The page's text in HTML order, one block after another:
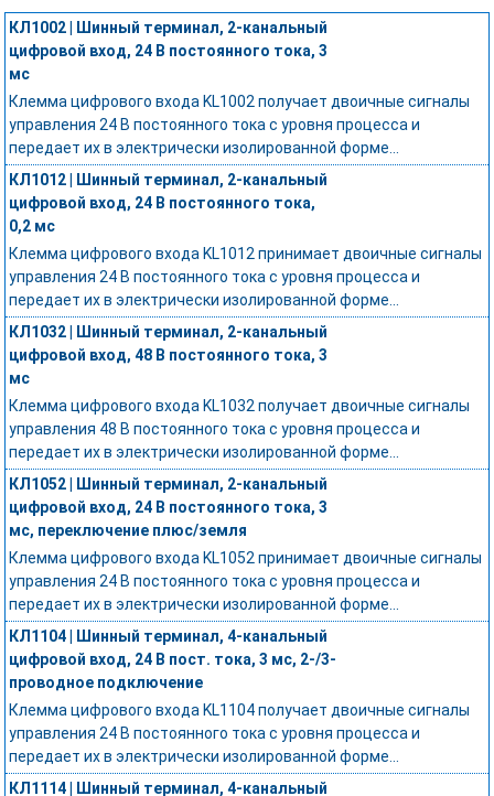
КЛ1002 | Шинный терминал, 2-канальный
цифровой вход, 24 В постоянного тока, 3
мс
Клемма цифрового входа KL1002 получает двоичные сигналы
управления 24 В постоянного тока с уровня процесса и
передает их в электрически изолированной форме...
КЛ1012 | Шинный терминал, 2-канальный
цифровой вход, 24 В постоянного тока,
0,2 мс
Клемма цифрового входа KL1012 принимает двоичные сигналы
управления 24 В постоянного тока с уровня процесса и
передает их в электрически изолированной форме...
КЛ1032 | Шинный терминал, 2-канальный
цифровой вход, 48 В постоянного тока, 3
мс
Клемма цифрового входа KL1032 получает двоичные сигналы
управления 48 В постоянного тока с уровня процесса и
передает их в электрически изолированной форме...
КЛ1052 | Шинный терминал, 2-канальный
цифровой вход, 24 В постоянного тока, 3
мс, переключение плюс/земля
Клемма цифрового входа KL1052 принимает двоичные сигналы
управления 24 В постоянного тока с уровня процесса и
передает их в электрически изолированной форме...
КЛ1104 | Шинный терминал, 4-канальный
цифровой вход, 24 В пост. тока, 3 мс, 2-/3-
проводное подключение
Клемма цифрового входа KL1104 получает двоичные сигналы
управления 24 В постоянного тока с уровня процесса и
передает их в электрически изолированной форме...
КЛ1114 | Шинный терминал, 4-канальный